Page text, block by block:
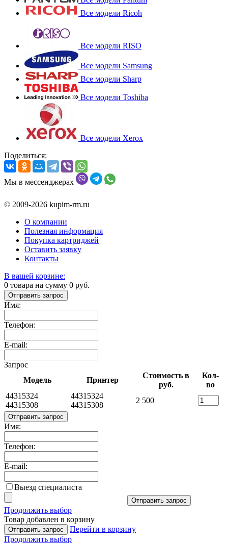
Все модели Ricoh
Все модели RISO
Все модели Samsung
Все модели Sharp
Все модели Toshiba
Все модели Xerox
Поделиться:
Мы в мессенджерах
© 2009-2026 kupim-rm.ru
О компании
Полезная информация
Покупка картриджей
Оставить заявку
Контакты
В вашей корзине:
0 товара на сумму 0 руб.
Отправить запрос
Имя:
Телефон:
E-mail:
Запрос
Модель
Принтер
Стоимость в
руб.
Кол-
во
44315324
44315308
44315324
44315308
2 500
Отправить запрос
Имя:
Телефон:
E-mail:
Выезд специалиста
Отправить запрос
Продолжить выбор
Товар добавлен в корзину
Отправить запрос
Перейти в корзину
Продолжить выбор